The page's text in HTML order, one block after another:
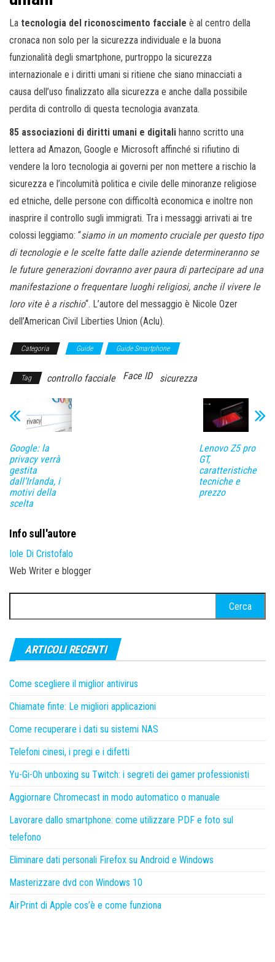
La tecnologia del riconoscimento facciale è al centro della
cronaca non solo per la sicurezza individuale e la buona
funzionalità degli smartphone, purtroppo la sicurezza
internazionale e i diritti umani si ritiene che siano minacciati a
causa dell’uso finalizzato alla sicurezza e anche dalla possibile
perdita di controllo di questa tecnologia avanzata.
85 associazioni di diritti umani e digitali hanno scritto una
lettera ad Amazon, Google e Microsoft affinché si rifiutino di
vendere la loro tecnologia ai governi per non mettere a rischio la
sicurezza e l’incolumità politica e civile delle minoranze religiose
ed etniche, delle persone con difficoltà economica e inoltre non
inasprire il controllo sugli immigrati. Tra i messaggi arrivati ai tre
colossi leggiamo: “siamo in un momento cruciale per questo tipo
di tecnologie e le scelte fatte dalle aziende determineranno se
le future generazioni dovranno aver paura di partecipare ad una
manifestazione o frequentare luoghi religiosi, anche il vivere le
loro vite è a rischio“. L’autore del messaggio è Nicole Ozer
dell’American Civil Liberties Union (Aclu).
Categoria Guide Guide Smartphone
Tag controllo facciale Face ID sicurezza
Google: la
privacy verrà
gestita
dall’Irlanda, i
motivi della
scelta
Lenovo Z5 pro
GT,
caratteristiche
tecniche e
prezzo
Info sull'autore
Iole Di Cristofalo
Web Writer e blogger
per:
ARTICOLI RECENTI
Come scegliere il miglior antivirus
Chiamate finte: Le migliori applicazioni
Come recuperare i dati su sistemi NAS
Telefoni cinesi, i pregi e i difetti
Yu-Gi-Oh unboxing su Twitch: i segreti dei gamer professionisti
Aggiornare Chromecast in modo automatico o manuale
Lavorare dallo smartphone: come utilizzare PDF e foto sul
telefono
Eliminare dati personali Firefox su Android e Windows
Masterizzare dvd con Windows 10
AirPrint di Apple cos’è e come funziona